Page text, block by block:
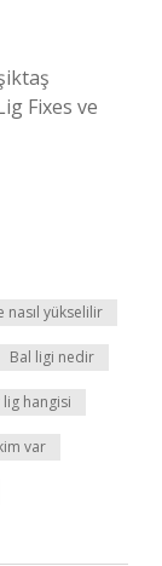
Fixes ve
nasıl yükselilir
Bal ligi nedir
lig hangisi
var